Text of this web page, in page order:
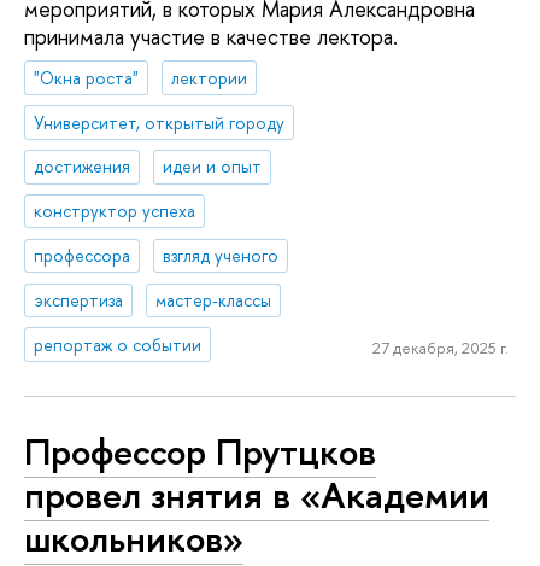
мероприятий, в которых Мария Александровна
принимала участие в качестве лектора.
"Окна роста"
лектории
Университет, открытый городу
достижения
идеи и опыт
конструктор успеха
профессора
взгляд ученого
экспертиза
мастер-классы
репортаж о событии
27 декабря, 2025 г.
Профессор Прутцков
провел знятия в «Академии
школьников»